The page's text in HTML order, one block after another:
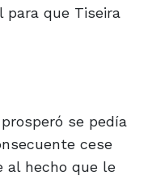
para que Tiseira
se pedía
cese
al hecho que le